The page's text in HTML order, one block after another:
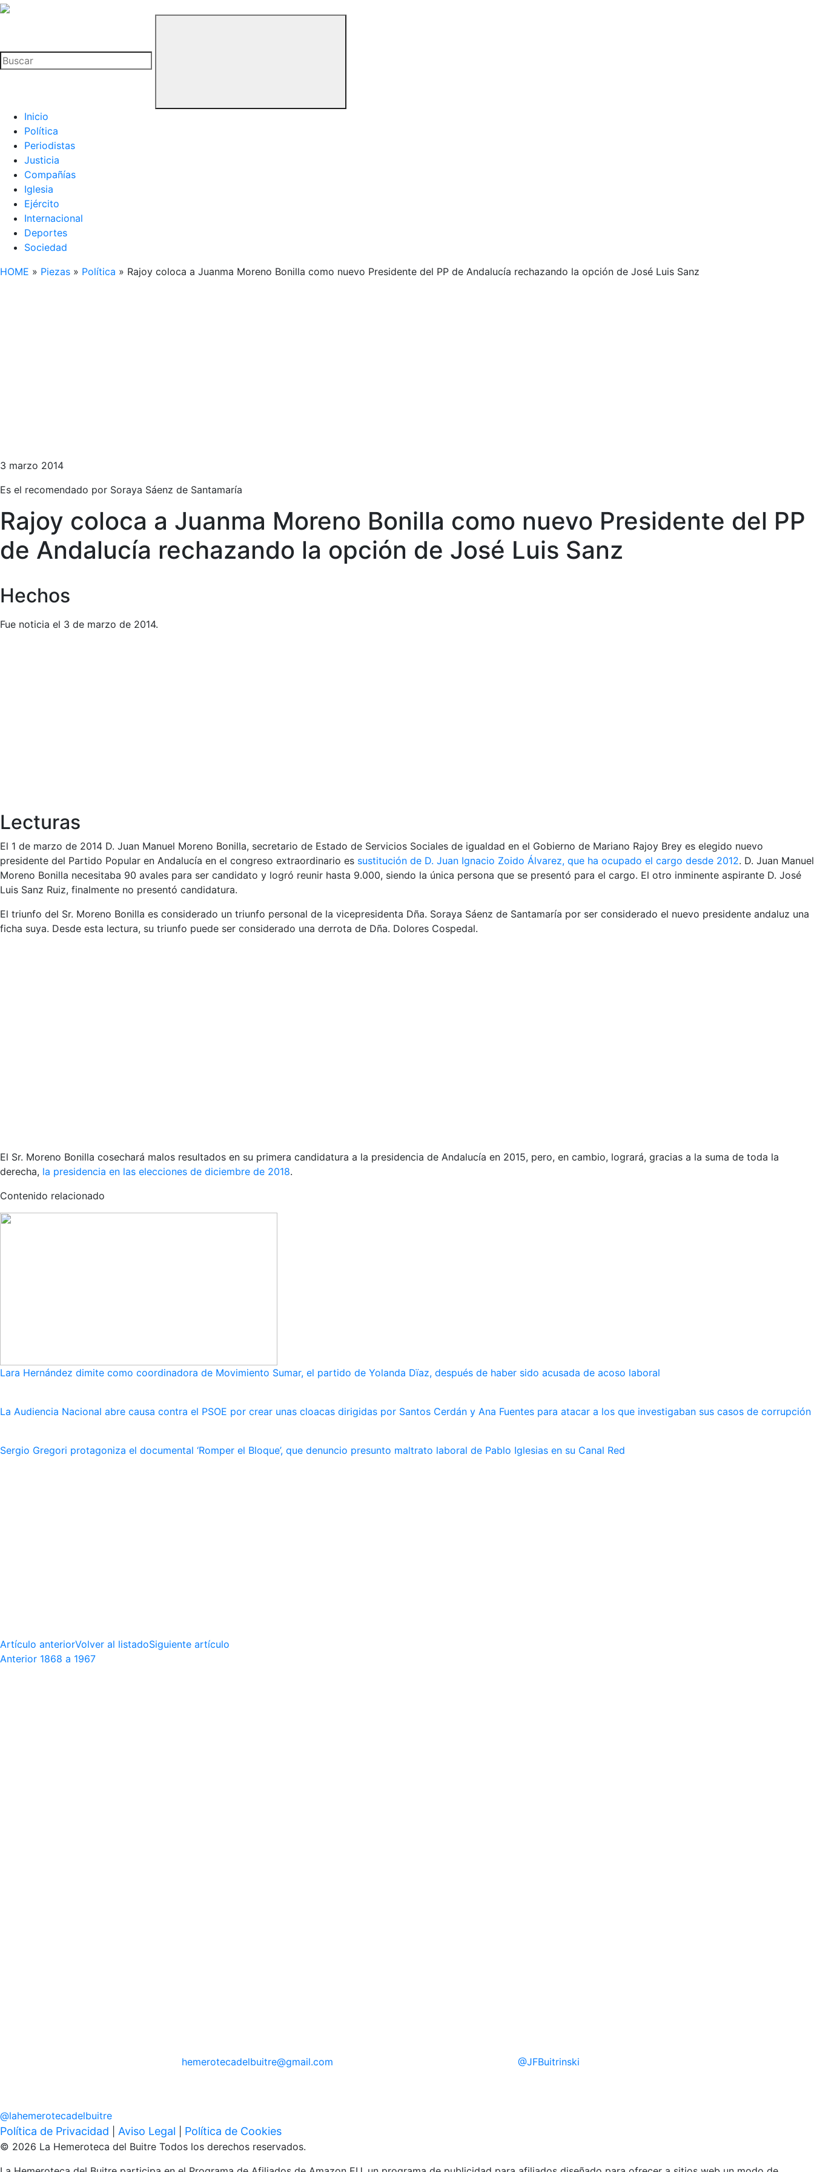
La
Buitre
Inicio
Política
Periodistas
Justicia
Compañías
Iglesia
Ejército
Internacional
Deportes
Sociedad
HOME » Piezas » Política » Rajoy coloca a Juanma Moreno Bonilla como nuevo Presidente del PP de Andalucía rechazando la opción de José Luis Sanz
3 marzo 2014
Es el recomendado por Soraya Sáenz de Santamaría
Rajoy coloca a Juanma Moreno Bonilla como nuevo Presidente del PP
de Andalucía rechazando la opción de José Luis Sanz
Hechos
Fue noticia el 3 de marzo de 2014.
Lecturas
El 1 de marzo de 2014 D. Juan Manuel Moreno Bonilla, secretario de Estado de Servicios Sociales de igualdad en el Gobierno de Mariano Rajoy Brey es elegido nuevo
presidente del Partido Popular en Andalucía en el congreso extraordinario es sustitución de D. Juan Ignacio Zoido Álvarez, que ha ocupado el cargo desde 2012. D. Juan Manuel
Moreno Bonilla necesitaba 90 avales para ser candidato y logró reunir hasta 9.000, siendo la única persona que se presentó para el cargo. El otro inminente aspirante D. José
Luis Sanz Ruiz, finalmente no presentó candidatura.
El triunfo del Sr. Moreno Bonilla es considerado un triunfo personal de la vicepresidenta Dña. Soraya Sáenz de Santamaría por ser considerado el nuevo presidente andaluz una
ficha suya. Desde esta lectura, su triunfo puede ser considerado una derrota de Dña. Dolores Cospedal.
El Sr. Moreno Bonilla cosechará malos resultados en su primera candidatura a la presidencia de Andalucía en 2015, pero, en cambio, logrará, gracias a la suma de toda la
derecha, la presidencia en las elecciones de diciembre de 2018.
Contenido relacionado
Lara Hernández dimite como coordinadora de Movimiento Sumar, el partido de Yolanda Dïaz, después de haber sido acusada de acoso laboral
La Audiencia Nacional abre causa contra el PSOE por crear unas cloacas dirigidas por Santos Cerdán y Ana Fuentes para atacar a los que investigaban sus casos de corrupción
Sergio Gregori protagoniza el documental ‘Romper el Bloque’, que denuncio presunto maltrato laboral de Pablo Iglesias en su Canal Red
Artículo anteriorVolver al listadoSiguiente artículo
Anterior 1868 a 1967
hemerotecadelbuitre@gmail.com @JFBuitrinski
@lahemerotecadelbuitre
Política de Privacidad Aviso Legal Política de Cookies
© 2026 La Hemeroteca del Buitre Todos los derechos reservados.